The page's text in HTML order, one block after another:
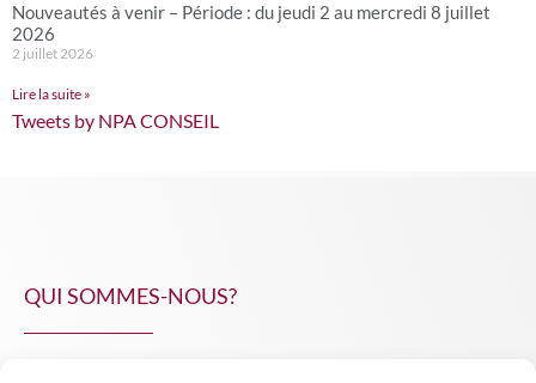
Nouveautés à venir – Période : du jeudi 2 au mercredi 8 juillet
2026
2 juillet 2026
Lire la suite »
Tweets by NPA CONSEIL
QUI SOMMES-NOUS?